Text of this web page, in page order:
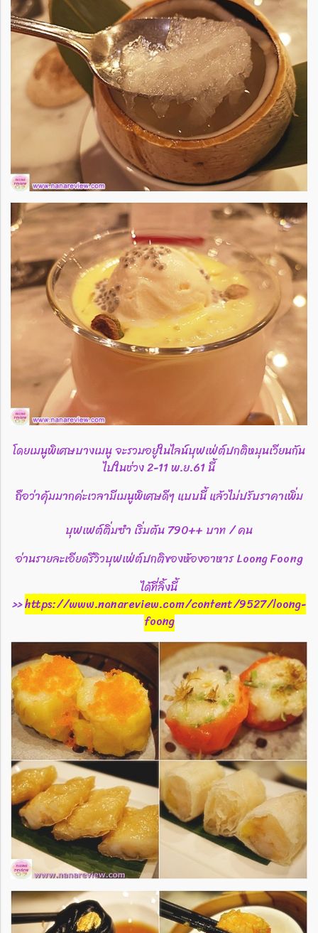
โดยเมนูพิเศษบางเมนู จะรวมอยู่ในไลน์บุฟเฟ่ต์ปกติหมุนเวียนกัน
ไปในช่วง 2-11 พ.ย.61 นี้
ถือว่าคุ้มมากค่ะเวลามีเมนูพิเศษดีๆ แบบนี้ แล้วไม่ปรับราคาเพิ่ม
บุฟเฟต์ติ่มซำ เริ่มต้น 790++ บาท / คน
อ่านรายละเอียดรีวิวบุฟเฟ่ต์ปกติของห้องอาหาร Loong Foong
ได้ที่ลิ้งนี้
>>https://www.nanareview.com/content/9527/loong-
foong